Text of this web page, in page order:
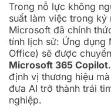
Trong nỗ lực không
suất làm việc trong kỷ
Microsoft đã chính
tính lịch sử: Ứng dụng
Office) sẽ được
Microsoft 365 Copilot
định vị thương hiệu
đưa AI trở thành trái
nghiệp.